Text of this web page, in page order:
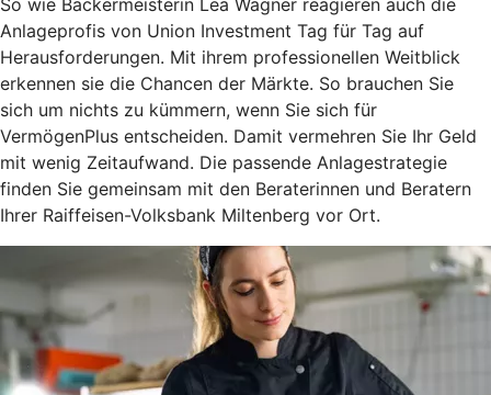
Anlageprofis von Union Investment Tag für Tag auf
Herausforderungen. Mit ihrem professionellen Weitblick
erkennen sie die Chancen der Märkte. So brauchen Sie
sich um nichts zu kümmern, wenn Sie sich für
VermögenPlus entscheiden. Damit vermehren Sie Ihr Geld
mit wenig Zeitaufwand. Die passende Anlagestrategie
finden Sie gemeinsam mit den Beraterinnen und Beratern
Ihrer Raiffeisen-Volksbank Miltenberg vor Ort.